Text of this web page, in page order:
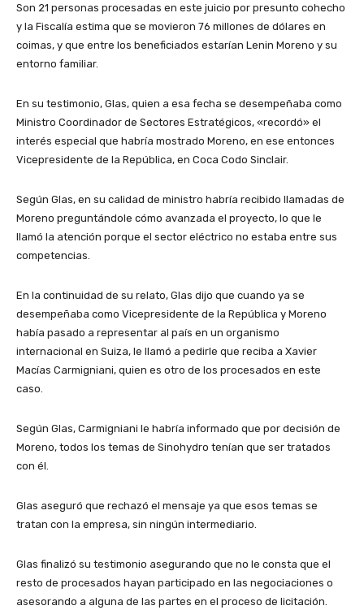
Son 21 personas procesadas en este juicio por presunto cohecho
y la Fiscalía estima que se movieron 76 millones de dólares en
coimas, y que entre los beneficiados estarían Lenin Moreno y su
entorno familiar.
En su testimonio, Glas, quien a esa fecha se desempeñaba como
Ministro Coordinador de Sectores Estratégicos, «recordó» el
interés especial que habría mostrado Moreno, en ese entonces
Vicepresidente de la República, en Coca Codo Sinclair.
Según Glas, en su calidad de ministro habría recibido llamadas de
Moreno preguntándole cómo avanzada el proyecto, lo que le
llamó la atención porque el sector eléctrico no estaba entre sus
competencias.
En la continuidad de su relato, Glas dijo que cuando ya se
desempeñaba como Vicepresidente de la República y Moreno
había pasado a representar al país en un organismo
internacional en Suiza, le llamó a pedirle que reciba a Xavier
Macías Carmigniani, quien es otro de los procesados en este
caso.
Según Glas, Carmigniani le habría informado que por decisión de
Moreno, todos los temas de Sinohydro tenían que ser tratados
con él.
Glas aseguró que rechazó el mensaje ya que esos temas se
tratan con la empresa, sin ningún intermediario.
Glas finalizó su testimonio asegurando que no le consta que el
resto de procesados hayan participado en las negociaciones o
asesorando a alguna de las partes en el proceso de licitación.